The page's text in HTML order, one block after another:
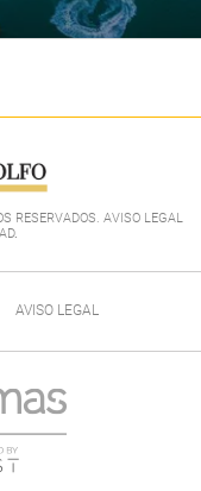
RESERVADOS. AVISO LEGAL
.
AVISO LEGAL